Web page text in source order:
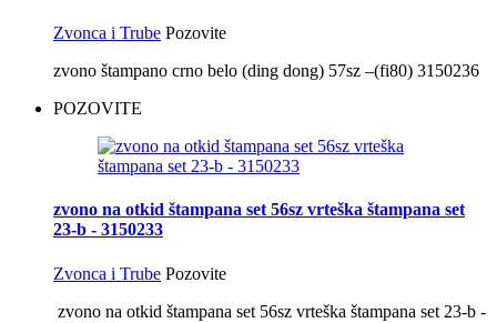
Zvonca i Trube Pozovite
zvono štampano crno belo (ding dong) 57sz –(fi80) 3150236
POZOVITE
zvono na otkid štampana set 56sz vrteška štampana set
23-b - 3150233
Zvonca i Trube Pozovite
zvono na otkid štampana set 56sz vrteška štampana set 23-b -